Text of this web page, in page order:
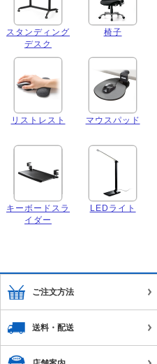
スタンディング
デスク
椅子
リストレスト マウスパッド
キーボードスラ
イダー
LEDライト
ご注文方法
送料・配送